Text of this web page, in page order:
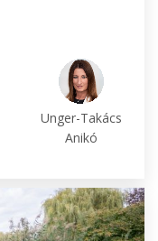
Unger-Takács
Anikó